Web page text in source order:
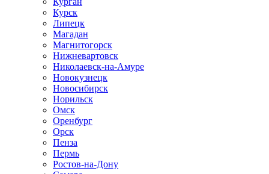
Курск
Липецк
Магадан
Магнитогорск
Нижневартовск
Николаевск-на-Амуре
Новокузнецк
Новосибирск
Норильск
Омск
Оренбург
Орск
Пенза
Пермь
Ростов-на-Дону